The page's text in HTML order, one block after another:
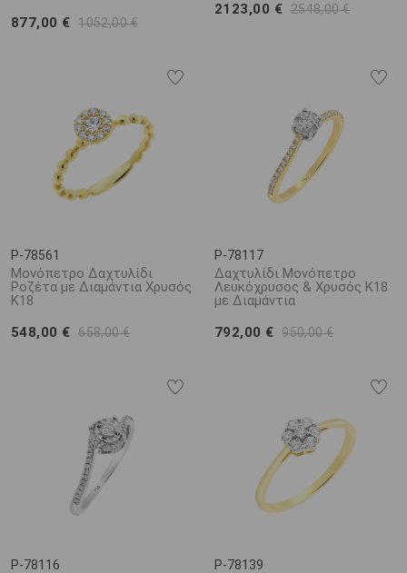
877,00 € 1052,00 €
2123,00 € 2548,00 €
P-78561
Μονόπετρο Δαχτυλίδι
Ροζέτα με Διαμάντια Χρυσός
Κ18
548,00 € 658,00 €
P-78117
Δαχτυλίδι Μονόπετρο
Λευκόχρυσος & Χρυσός Κ18
με Διαμάντια
792,00 € 950,00 €
P-78116 P-78139